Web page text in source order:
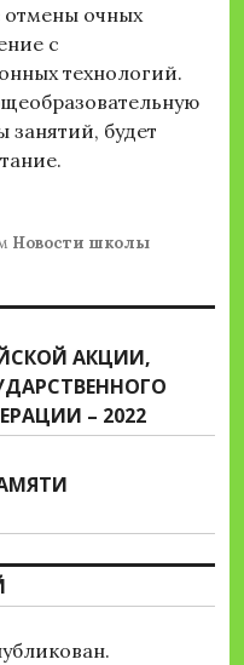
отмены очных
с
технологий.
будет
Новости школы
АКЦИИ,
– 2022